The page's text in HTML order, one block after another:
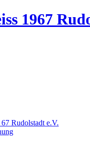
1967
Rudolstadt e.V.